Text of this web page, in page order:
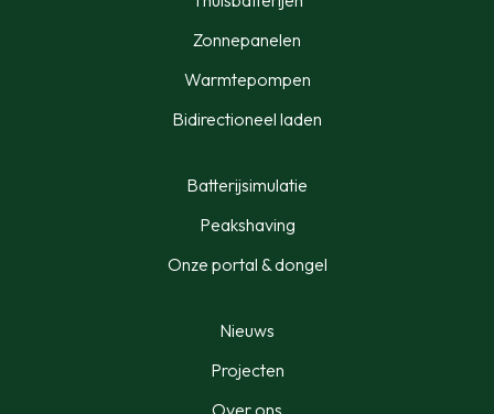
Zonnepanelen
Warmtepompen
Bidirectioneel laden
Batterijsimulatie
Peakshaving
Onze portal & dongel
Nieuws
Projecten
Over ons